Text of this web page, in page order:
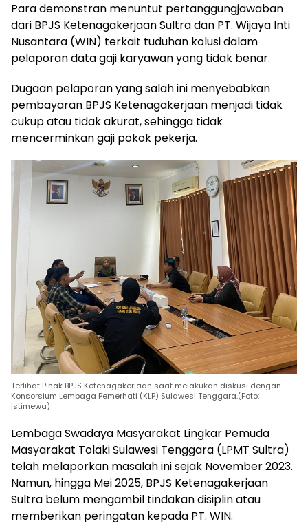
Para demonstran menuntut pertanggungjawaban
dari BPJS Ketenagakerjaan Sultra dan PT. Wijaya Inti
Nusantara (WIN) terkait tuduhan kolusi dalam
pelaporan data gaji karyawan yang tidak benar.
Dugaan pelaporan yang salah ini menyebabkan
pembayaran BPJS Ketenagakerjaan menjadi tidak
cukup atau tidak akurat, sehingga tidak
mencerminkan gaji pokok pekerja.
Terlihat Pihak BPJS Ketenagakerjaan saat melakukan diskusi dengan
Konsorsium Lembaga Pemerhati (KLP) Sulawesi Tenggara.(Foto:
Istimewa)
Lembaga Swadaya Masyarakat Lingkar Pemuda
Masyarakat Tolaki Sulawesi Tenggara (LPMT Sultra)
telah melaporkan masalah ini sejak November 2023.
Namun, hingga Mei 2025, BPJS Ketenagakerjaan
Sultra belum mengambil tindakan disiplin atau
memberikan peringatan kepada PT. WIN.